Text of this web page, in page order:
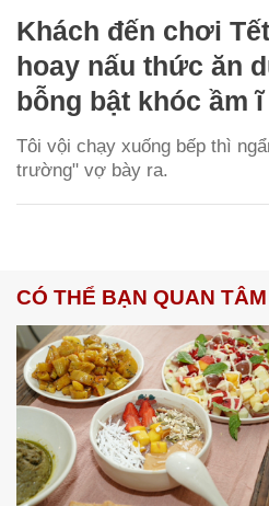
Khách đến chơi
hoay nấu thức ăn
bỗng bật khóc ầm ĩ
Tôi vội chạy xuống bếp thì
trường" vợ bày ra.
CÓ THỂ BẠN QUAN TÂM